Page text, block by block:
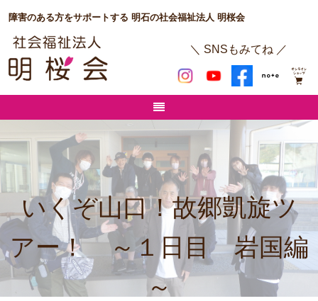
障害のある方をサポートする 明石の社会福祉法人 明桜会
＼ SNSもみてね ／
いくぞ山口！故郷凱旋ツ
アー！ ～１日目 岩国編
～